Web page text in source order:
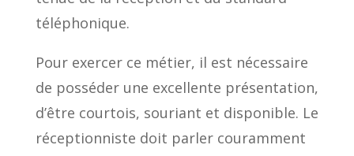
téléphonique.
Pour exercer ce métier, il est nécessaire
de posséder une excellente présentation,
d’être courtois, souriant et disponible. Le
réceptionniste doit parler couramment